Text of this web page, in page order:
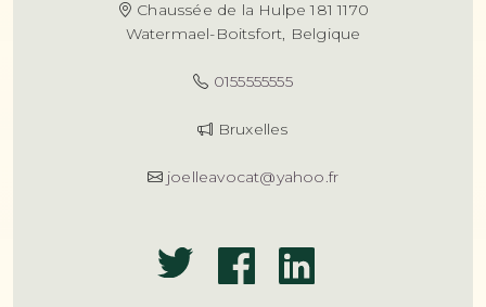
Chaussée de la Hulpe 181 1170
Watermael-Boitsfort, Belgique
0155555555
Bruxelles
joelleavocat@yahoo.fr